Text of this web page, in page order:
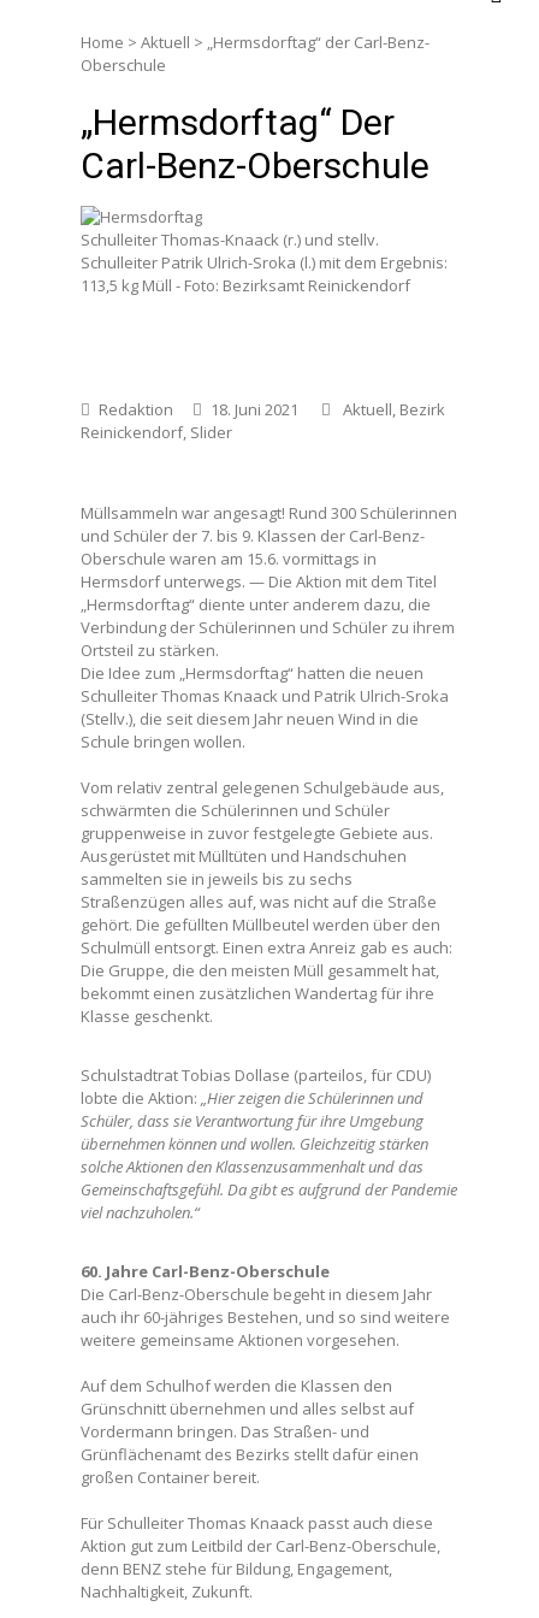
Home >Aktuell > „Hermsdorftag“ der Carl-Benz-
Oberschule
„Hermsdorftag“ Der
Carl-Benz-Oberschule
Schulleiter Thomas-Knaack (r.) und stellv.
Schulleiter Patrik Ulrich-Sroka (l.) mit dem Ergebnis:
113,5 kg Müll - Foto: Bezirksamt Reinickendorf
Redaktion 18. Juni 2021 Aktuell, Bezirk
Reinickendorf, Slider
Müllsammeln war angesagt! Rund 300 Schülerinnen
und Schüler der 7. bis 9. Klassen der Carl-Benz-
Oberschule waren am 15.6. vormittags in
Hermsdorf unterwegs. — Die Aktion mit dem Titel
„Hermsdorftag“ diente unter anderem dazu, die
Verbindung der Schülerinnen und Schüler zu ihrem
Ortsteil zu stärken.
Die Idee zum „Hermsdorftag“ hatten die neuen
Schulleiter Thomas Knaack und Patrik Ulrich-Sroka
(Stellv.), die seit diesem Jahr neuen Wind in die
Schule bringen wollen.
Vom relativ zentral gelegenen Schulgebäude aus,
schwärmten die Schülerinnen und Schüler
gruppenweise in zuvor festgelegte Gebiete aus.
Ausgerüstet mit Mülltüten und Handschuhen
sammelten sie in jeweils bis zu sechs
Straßenzügen alles auf, was nicht auf die Straße
gehört. Die gefüllten Müllbeutel werden über den
Schulmüll entsorgt. Einen extra Anreiz gab es auch:
Die Gruppe, die den meisten Müll gesammelt hat,
bekommt einen zusätzlichen Wandertag für ihre
Klasse geschenkt.
Schulstadtrat Tobias Dollase (parteilos, für CDU)
lobte die Aktion:„Hier zeigen die Schülerinnen und
Schüler, dass sie Verantwortung für ihre Umgebung
übernehmen können und wollen. Gleichzeitig stärken
solche Aktionen den Klassenzusammenhalt und das
Gemeinschaftsgefühl. Da gibt es aufgrund der Pandemie
viel nachzuholen.“
60. Jahre Carl-Benz-Oberschule
Die Carl-Benz-Oberschule begeht in diesem Jahr
auch ihr 60-jähriges Bestehen, und so sind weitere
weitere gemeinsame Aktionen vorgesehen.
Auf dem Schulhof werden die Klassen den
Grünschnitt übernehmen und alles selbst auf
Vordermann bringen. Das Straßen- und
Grünflächenamt des Bezirks stellt dafür einen
großen Container bereit.
Für Schulleiter Thomas Knaack passt auch diese
Aktion gut zum Leitbild der Carl-Benz-Oberschule,
denn BENZ stehe für Bildung, Engagement,
Nachhaltigkeit, Zukunft.